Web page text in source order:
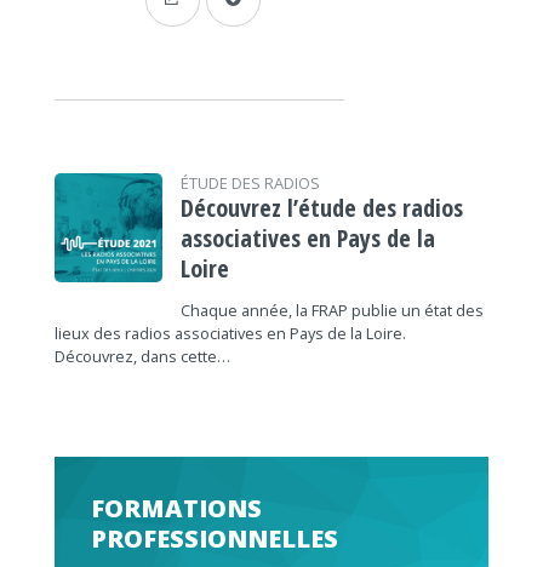
ÉTUDE DES RADIOS
Découvrez l’étude des radios
associatives en Pays de la
Loire
Chaque année, la FRAP publie un état des
lieux des radios associatives en Pays de la Loire.
Découvrez, dans cette…
FORMATIONS
PROFESSIONNELLES